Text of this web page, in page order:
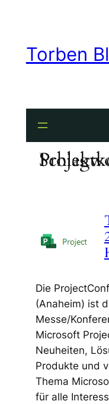
springenTorben
Die
(Anaheim) ist
Messe/
Microsoft
Neuheiten,
Produkte und
Thema
für alle